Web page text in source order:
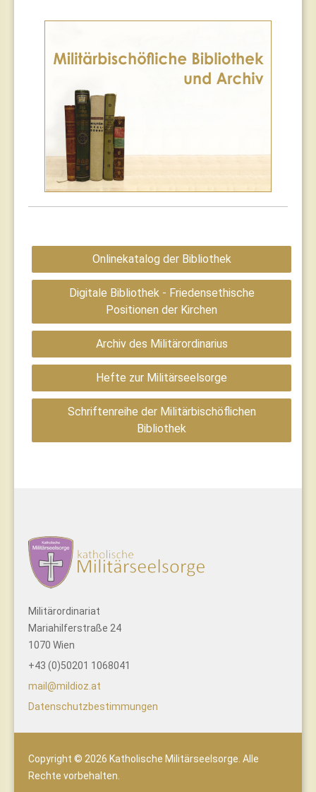
Onlinekatalog der Bibliothek
Digitale Bibliothek - Friedensethische
Positionen der Kirchen
Archiv des Militärordinarius
Hefte zur Militärseelsorge
Schriftenreihe der Militärbischöflichen
Bibliothek
Militärordinariat
Mariahilferstraße 24
1070 Wien
+43 (0)50201 1068041
mail@mildioz.at
Datenschutzbestimmungen
Copyright © 2026 Katholische Militärseelsorge. Alle
Rechte vorbehalten.